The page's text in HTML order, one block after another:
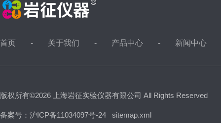
首页 关于我们 产品中心 新闻中心
版权所有©2026 上海岩征实验仪器有限公司 All Rights Reserved
备案号：沪ICP备11034097号-24 sitemap.xml